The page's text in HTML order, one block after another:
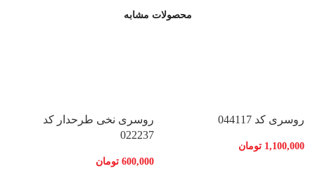
محصولات مشابه
روسری کد 044117
1,100,000 تومان
روسری نخی طرحدار کد
022237
600,000 تومان